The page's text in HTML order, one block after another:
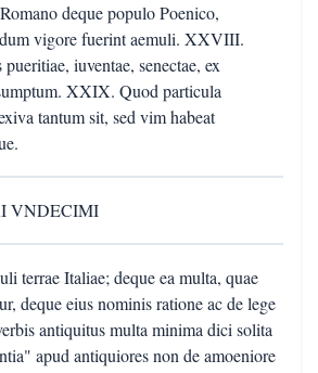
deque populo Poenico,
vigore fuerint aemuli. XXVIII.
iuventae, senectae, ex
XXIX. Quod particula
tantum sit, sed vim habeat
VNDECIMI
terrae Italiae; deque ea multa, quae
deque eius nominis ratione ac de lege
antiquitus multa minima dici solita
apud antiquiores non de amoeniore